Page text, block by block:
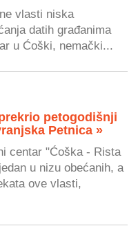
vlasti niska
datih građanima
u Ćoški, nemački...
petogodišnji
Petnica »
centar "Ćoška - Rista
u nizu obećanih, a
ove vlasti,